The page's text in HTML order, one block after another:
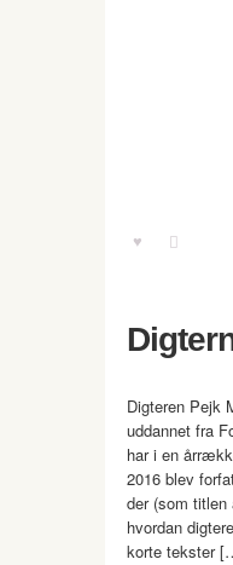
Digteren Pejk
uddannet fra
har i en
2016 blev
der (som titlen
hvordan
korte tekster